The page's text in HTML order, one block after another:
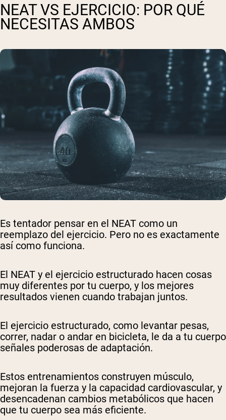
NEAT VS EJERCICIO: POR QUÉ
NECESITAS AMBOS
Es tentador pensar en el NEAT como un
reemplazo del ejercicio. Pero no es exactamente
así como funciona.
El NEAT y el ejercicio estructurado hacen cosas
muy diferentes por tu cuerpo, y los mejores
resultados vienen cuando trabajan juntos.
El ejercicio estructurado, como levantar pesas,
correr, nadar o andar en bicicleta, le da a tu cuerpo
señales poderosas de adaptación.
Estos entrenamientos construyen músculo,
mejoran la fuerza y la capacidad cardiovascular, y
desencadenan cambios metabólicos que hacen
que tu cuerpo sea más eficiente.